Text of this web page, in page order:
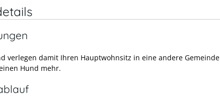
verlegen damit Ihren Hauptwohnsitz in eine andere Gemeinde
Hund mehr.